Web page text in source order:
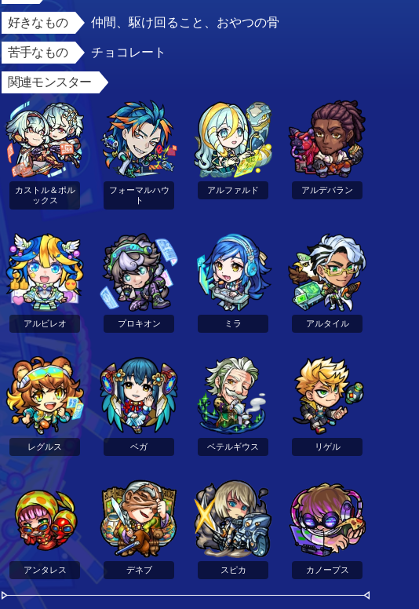
好きなもの 仲間、駆け回ること、おやつの骨
苦手なもの チョコレート
関連モンスター
カストル＆ポル
ックス
フォーマルハウ
ト
アルファルド アルデバラン
アルビレオ プロキオン ミラ アルタイル
レグルス ベガ ベテルギウス リゲル
アンタレス デネブ スピカ カノープス